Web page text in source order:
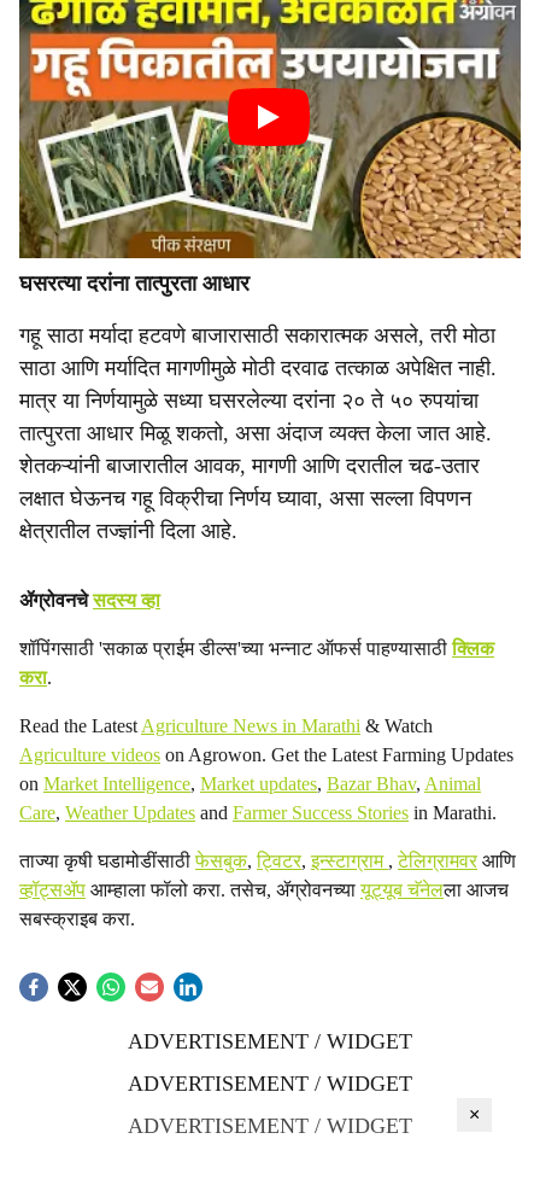
घसरत्या दरांना तात्पुरता आधार
गहू साठा मर्यादा हटवणे बाजारासाठी सकारात्मक असले, तरी मोठा
साठा आणि मर्यादित मागणीमुळे मोठी दरवाढ तत्काळ अपेक्षित नाही.
मात्र या निर्णयामुळे सध्या घसरलेल्या दरांना २० ते ५० रुपयांचा
तात्पुरता आधार मिळू शकतो, असा अंदाज व्यक्त केला जात आहे.
शेतकऱ्यांनी बाजारातील आवक, मागणी आणि दरातील चढ-उतार
लक्षात घेऊनच गहू विक्रीचा निर्णय घ्यावा, असा सल्ला विपणन
क्षेत्रातील तज्ज्ञांनी दिला आहे.
ॲग्रोवनचेसदस्य व्हा
शॉपिंगसाठी 'सकाळ प्राईम डील्स'च्या भन्नाट ऑफर्स पाहण्यासाठीक्लिक
करा.
Read the Latest Agriculture News in Marathi & Watch
Agriculture videos on Agrowon. Get the Latest Farming Updates
on Market Intelligence, Market updates, Bazar Bhav, Animal
Care, Weather Updates and Farmer Success Stories in Marathi.
ताज्या कृषी घडामोडींसाठीफेसबुक,ट्विटर,इन्स्टाग्राम ,टेलिग्रामवरआणि
व्हॉट्सॲप आम्हाला फॉलो करा. तसेच, ॲग्रोवनच्यायूट्यूब चॅनेलला आजच
सबस्क्राइब करा.
ADVERTISEMENT / WIDGET
ADVERTISEMENT / WIDGET
ADVERTISEMENT / WIDGET
×